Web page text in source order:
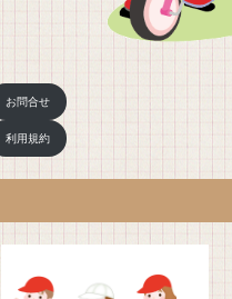
お問合せ
利用規約